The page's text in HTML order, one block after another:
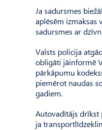
Ja sadursmes
aplēsēm izmaksas
sadursmes ar
Valsts policija
obligāti jāinformē
pārkāpumu
piemērot naudas
gadiem.
Autovadītājs drīkst
ja